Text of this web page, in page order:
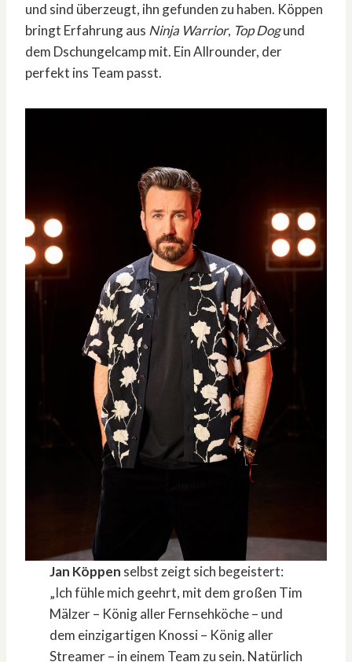
und sind überzeugt, ihn gefunden zu haben. Köppen
bringt Erfahrung aus Ninja Warrior, Top Dogund
dem Dschungelcamp mit. Ein Allrounder, der
perfekt ins Team passt.
Jan Köppen selbst zeigt sich begeistert:
„Ich fühle mich geehrt, mit dem großen Tim
Mälzer – König aller Fernsehköche – und
dem einzigartigen Knossi – König aller
Streamer – in einem Team zu sein. Natürlich